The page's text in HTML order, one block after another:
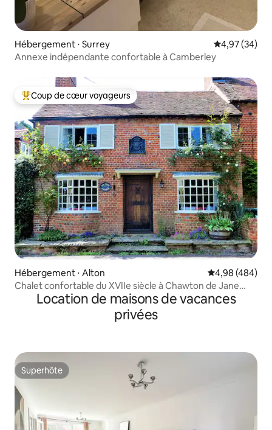
Hébergement ⋅ Surrey Évaluation
4,97 (34)
Annexe indépendante confortable à Camberley
Coups de cœur voyageurs les plus appréciés
Coup de cœur voyageurs
Hébergement ⋅ Alton Évaluation
4,98 (484)
Chalet confortable du XVIIe siècle à Chawton de Jane
AustenLocation de maisons de vacances
privées
Superhôte
Superhôte